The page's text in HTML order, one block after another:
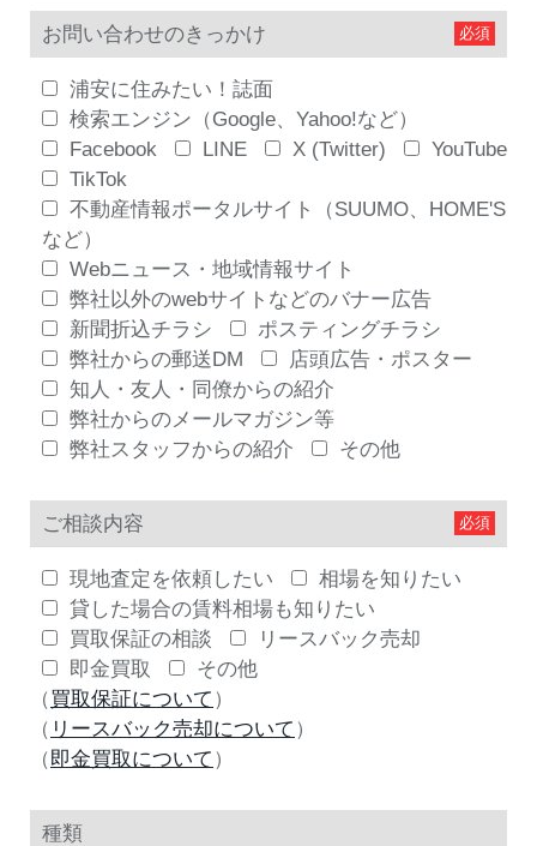
お問い合わせのきっかけ
浦安に住みたい！誌面
検索エンジン（Google、Yahoo!など）
Facebook
LINE X (Twitter)
YouTube
TikTok
不動産情報ポータルサイト（SUUMO、HOME'S
など）
Webニュース・地域情報サイト
弊社以外のwebサイトなどのバナー広告
新聞折込チラシ
ポスティングチラシ
弊社からの郵送DM
店頭広告・ポスター
知人・友人・同僚からの紹介
弊社からのメールマガジン等
弊社スタッフからの紹介
その他
ご相談内容
現地査定を依頼したい
相場を知りたい
貸した場合の賃料相場も知りたい
買取保証の相談
リースバック売却
即金買取
その他
（買取保証について ）
（ リースバック売却について ）
（即金買取について ）
種類